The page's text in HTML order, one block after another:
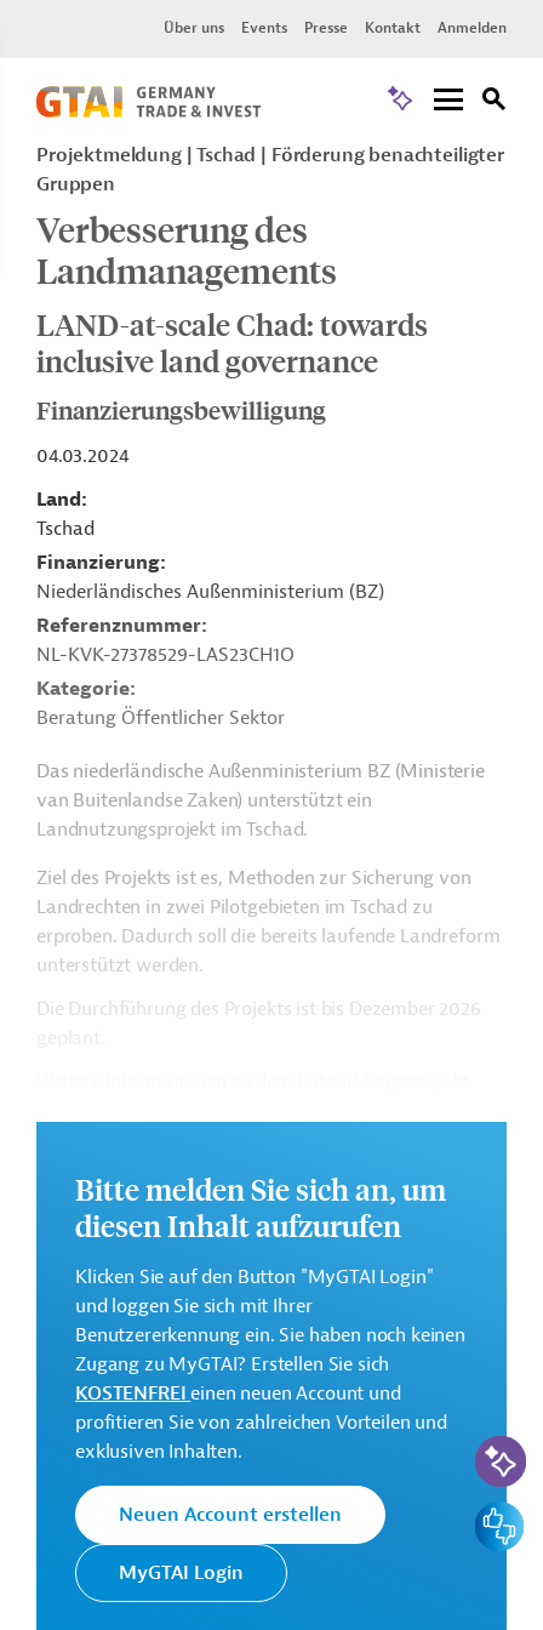
Über uns Events Presse Kontakt Anmelden
Projektmeldung Tschad
Förderung benachteiligter
Gruppen
Verbesserung des
Landmanagements
LAND-at-scale Chad: towards
inclusive land governance
Finanzierungsbewilligung
04.03.2024
Land
Tschad
Finanzierung
Niederländisches Außenministerium (BZ)
Referenznummer
NL-KVK-27378529-LAS23CH1O
Kategorie
Beratung Öffentlicher Sektor
Das niederländische Außenministerium BZ (Ministerie
van Buitenlandse Zaken) unterstützt ein
Landnutzungsprojekt im Tschad.
Ziel des Projekts ist es, Methoden zur Sicherung von
Landrechten in zwei Pilotgebieten im Tschad zu
erproben. Dadurch soll die bereits laufende Landreform
unterstützt werden.
Die Durchführung des Projekts ist bis Dezember 2026
und praktische Hinweise zur Geschäftsanbahnung.
Budget:
Kontaktadresse
Außenministerium
BZ (Ministerie
Niederlande ist u.a. für die
internationale
Entwicklungszusammenarbeit
des Königreichs der Niederlande
Bitte melden Sie sich an, um
diesen Inhalt aufzurufen
Klicken Sie auf den Button "MyGTAI Login"
und loggen Sie sich mit Ihrer
Benutzererkennung ein. Sie haben noch keinen
Zugang zu MyGTAI? Erstellen Sie sich
KOSTENFREIeinen neuen Account und
profitieren Sie von zahlreichen Vorteilen und
exklusiven Inhalten.
Neuen Account erstellen
MyGTAI Login
KI-